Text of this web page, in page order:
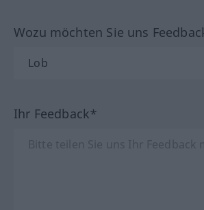
Wozu möchten Sie uns
Ihr Feedback*